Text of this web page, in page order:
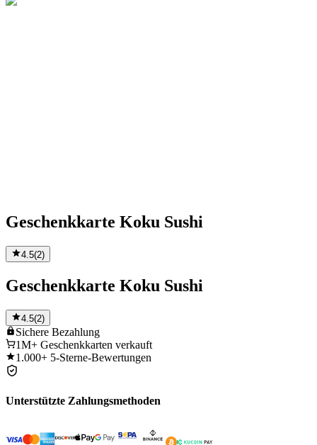
Geschenkkarte Koku Sushi
4.5(2)
Geschenkkarte Koku Sushi
4.5(2)
Sichere Bezahlung
1M+ Geschenkkarten verkauft
1.000+ 5-Sterne-Bewertungen
Unterstützte Zahlungsmethoden